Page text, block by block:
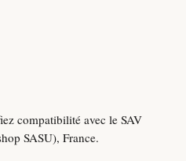
compatibilité avec le SAV
SASU), France.